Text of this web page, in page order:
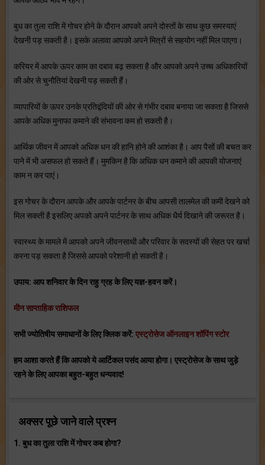
बुध का तुला राशि में गोचर होने के दौरान आपको अपने दोस्‍तों के साथ कुछ समस्‍याएं
देखनी पड़ सकती है। इसके अलावा आपको अपने मित्रों से सहयोग नहीं मिल पाएगा।
करियर में आपके ऊपर काम का दबाव बढ़ सकता है और आपको अपने उच्‍च अधिकारियों
की ओर से चुनौतियां देखनी पड़ सकती हैं।
व्‍यापारियों के ऊपर उनके प्रतिद्वंदियों की ओर से गंभीर दबाव बनाया जा सकता है जिससे
आपके अधिक मुनाफा कमाने की संभावना कम हो सकती है।
आर्थिक जीवन में आपको अधिक धन की हानि होने की आशंका ह‍ै। आप पैसों की बचत कर
पाने में भी असफल हो सकते हैं। मुमकिन है कि अधिक धन कमाने की आपकी योजनाएं
काम न कर पाएं।
इस गोचर के दौरान आपके और आपके पार्टनर के बीच आपसी तालमेल की कमी देखने को
मिल सकती है इसलिए अपको अपने पार्टनर के साथ अधिक धैर्य दिखाने की जरूरत है।
स्‍वास्‍थ्‍य के मामले में आपको अपने जीवनसाथी और परिवार के सदस्‍यों की सेहत पर खर्चा
करना पड़ सकता है जिससे आपको परेशानी हो सकती है।
उपाय: आप शनिवार के दिन राहु ग्रह के लिए यज्ञ-हवन करें।
मीन साप्ताहिक राशिफल
सभी ज्योतिषीय समाधानों के लिए क्लिक करें: एस्ट्रोसेज ऑनलाइन शॉपिंग स्टोर
हम आशा करते हैं कि आपको ये आर्टिकल पसंद आया होगा। एस्ट्रोसेज के साथ जुड़े
रहने के लिए आपका बहुत-बहुत धन्यवाद!
अक्सर पूछे जाने वाले प्रश्न
1. बुध का तुला राशि में गोचर कब होगा?